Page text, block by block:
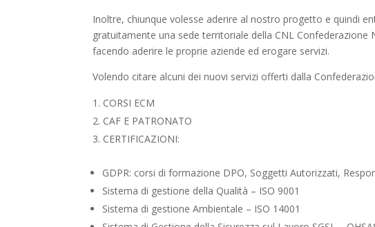
Inoltre, chiunque volesse aderire al nostro progetto e quindi
gratuitamente una sede territoriale della CNL
facendo aderire le proprie aziende ed erogare servizi.
Volendo citare alcuni dei nuovi servizi offerti dalla
CORSI ECM
CAF E PATRONATO
CERTIFICAZIONI:
GDPR: corsi di formazione DPO, Soggetti Autorizzati,
Sistema di gestione della Qualità – ISO 9001
Sistema di gestione Ambientale – ISO 14001